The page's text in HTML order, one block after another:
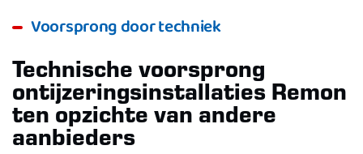
Voorsprong door techniek
Technische voorsprong
ontijzeringsinstallaties Remon
ten opzichte van andere
aanbieders